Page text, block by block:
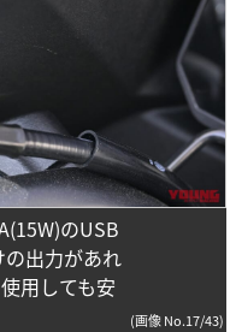
のUSB
出力があれ
用しても安
(画像 No.17/43)